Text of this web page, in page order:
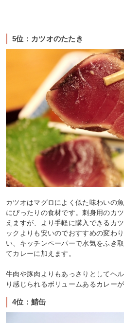
5位：カツオのたたき
カツオはマグロによく似た味わいの
にぴったりの食材です。刺身用のカ
えますが、より手軽に購入できるカ
ックよりも安いのでおすすめの変わ
い、キッチンペーパーで水気をふき
てカレーに加えます。
牛肉や豚肉よりもあっさりとしてヘ
り感じられるボリュームあるカレー
4位：鯖缶